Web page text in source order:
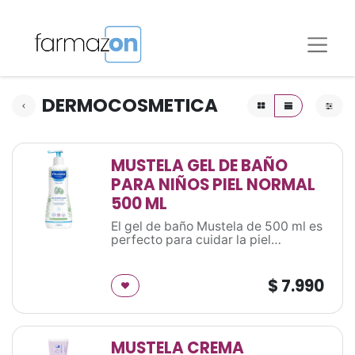
DERMOCOSMETICA
MUSTELA GEL DE BAÑO
PARA NIÑOS PIEL NORMAL
500 ML
El gel de baño Mustela de 500 ml es
perfecto para cuidar la piel
suavemente sin irritar la piel.
Además, está enriquecido con
este gel de baño dejará a tu bebé
$ 7.990
MUSTELA CREMA